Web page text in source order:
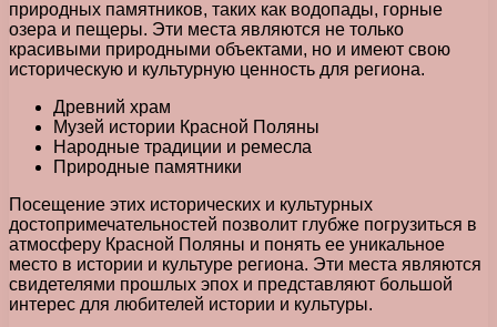
природных памятников, таких как водопады, горные
озера и пещеры. Эти места являются не только
красивыми природными объектами, но и имеют свою
историческую и культурную ценность для региона.
Древний храм
Музей истории Красной Поляны
Народные традиции и ремесла
Природные памятники
Посещение этих исторических и культурных
достопримечательностей позволит глубже погрузиться в
атмосферу Красной Поляны и понять ее уникальное
место в истории и культуре региона. Эти места являются
свидетелями прошлых эпох и представляют большой
интерес для любителей истории и культуры.